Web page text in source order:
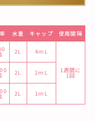
水量 キャップ 使用間隔
2L 4mL
1週間に
1回
2L 2mL
2L 1mL